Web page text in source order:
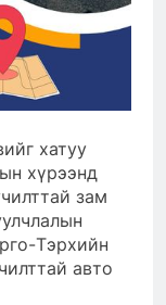
хатуу
хүрээнд
зам
Тэрхийн
авто